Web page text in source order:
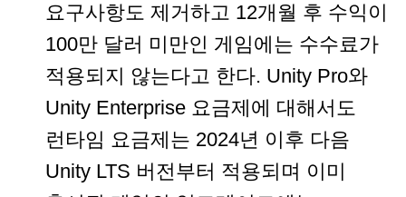
요구사항도 제거하고 12개월 후 수익이
100만 달러 미만인 게임에는 수수료가
적용되지 않는다고 한다. Unity Pro와
Unity Enterprise 요금제에 대해서도
런타임 요금제는 2024년 이후 다음
Unity LTS 버전부터 적용되며 이미